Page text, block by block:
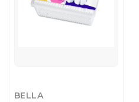
BELLA